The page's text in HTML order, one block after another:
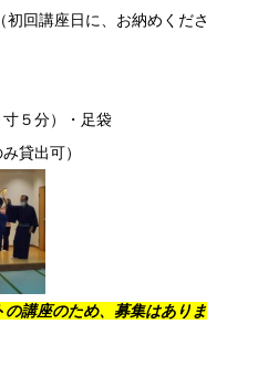
初回講座日に、お納めくださ
５分）・足袋
出可）
講座のため、募集はありま